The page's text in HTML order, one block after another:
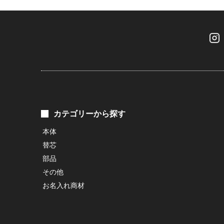
カテゴリーから探す
本体
替芯
部品
その他
お名入れ商材